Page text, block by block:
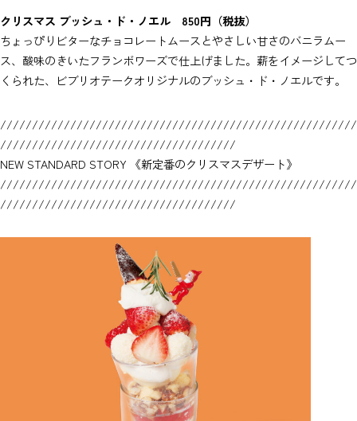
クリスマス ブッシュ・ド・ノエル 850円（税抜）
ちょっぴりビターなチョコレートムースとやさしい甘さのバニラムー
ス、酸味のきいたフランボワーズで仕上げました。薪をイメージしてつ
くられた、ビブリオテークオリジナルのブッシュ・ド・ノエルです。
////////////////////////////////////////////////////////
/////////////////////////////////////
NEW STANDARD STORY 《新定番のクリスマスデザート》
////////////////////////////////////////////////////////
/////////////////////////////////////